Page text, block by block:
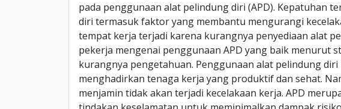
pada penggunaan alat pelindung diri (APD). Kepatuhan
diri termasuk faktor yang membantu mengurangi
tempat kerja terjadi karena kurangnya penyediaan alat
pekerja mengenai penggunaan APD yang baik menurut
kurangnya pengetahuan. Penggunaan alat pelindung
menghadirkan tenaga kerja yang produktif dan sehat.
menjamin tidak akan terjadi kecelakaan kerja. APD